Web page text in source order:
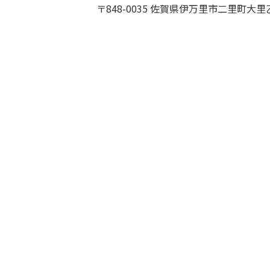
〒848-0035 佐賀県伊万里市二里町大里